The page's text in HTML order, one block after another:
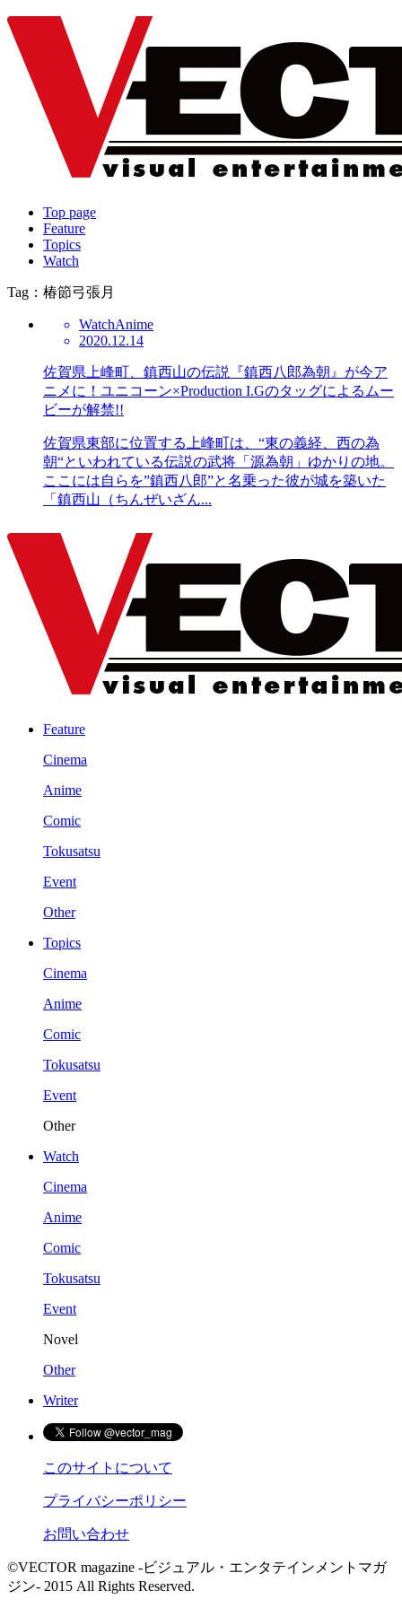
Top page
Feature
Topics
Watch
Tag：椿節弓張月
WatchAnime
2020.12.14
佐賀県上峰町、鎮西山の伝説『鎮西八郎為朝』が今ア
ニメに！ユニコーン×Production I.Gのタッグによるムー
ビーが解禁!!
佐賀県東部に位置する上峰町は、“東の義経、西の為
朝“といわれている伝説の武将「源為朝」ゆかりの地。
ここには自らを”鎮西八郎”と名乗った彼が城を築いた
「鎮西山（ちんぜいざん...
Feature
Cinema
Anime
Comic
Tokusatsu
Event
Other
Topics
Cinema
Anime
Comic
Tokusatsu
Event
Other
Watch
Cinema
Anime
Comic
Tokusatsu
Event
Novel
Other
Writer
このサイトについて
プライバシーポリシー
お問い合わせ
©VECTOR magazine -ビジュアル・エンタテインメントマガ
ジン- 2015 All Rights Reserved.